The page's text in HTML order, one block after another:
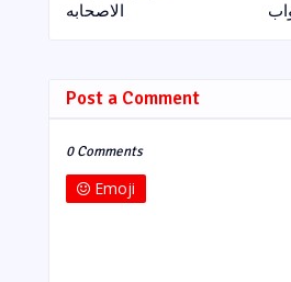
الاصحابه
Post a Comment
0 Comments
Emoji